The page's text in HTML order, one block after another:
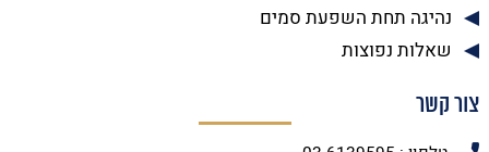
נהיגה תחת השפעת סמים
שאלות נפוצות
צור קשר